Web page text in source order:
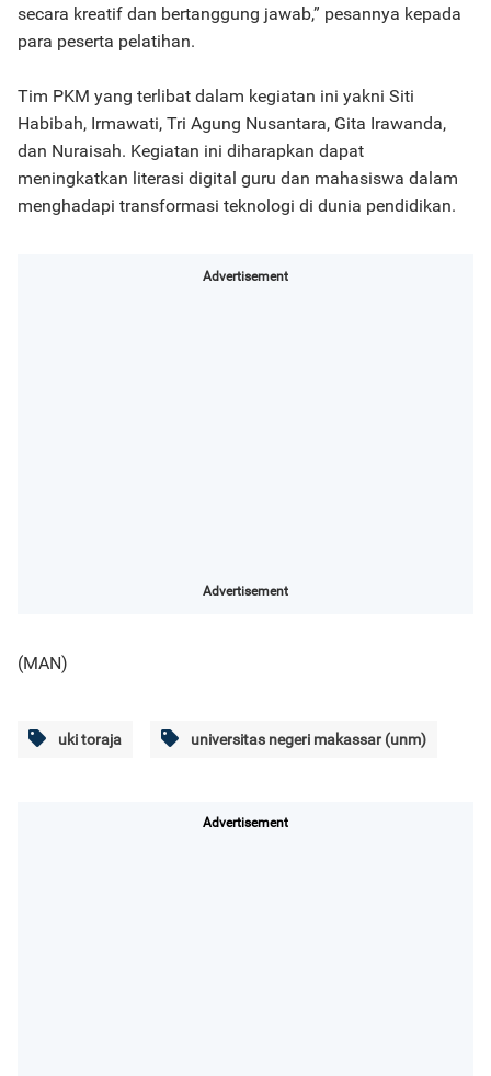
secara kreatif dan bertanggung jawab,” pesannya kepada
para peserta pelatihan.
Tim PKM yang terlibat dalam kegiatan ini yakni Siti
Habibah, Irmawati, Tri Agung Nusantara, Gita Irawanda,
dan Nuraisah. Kegiatan ini diharapkan dapat
meningkatkan literasi digital guru dan mahasiswa dalam
menghadapi transformasi teknologi di dunia pendidikan.
Advertisement
Advertisement
(MAN)
uki toraja universitas negeri makassar (unm)
Advertisement